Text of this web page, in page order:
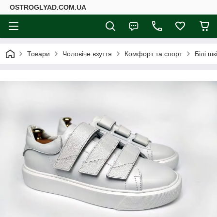
ОSTROGLYAD.СOM.UA
Товари Чоловіче взуття Комфорт та спорт Білі